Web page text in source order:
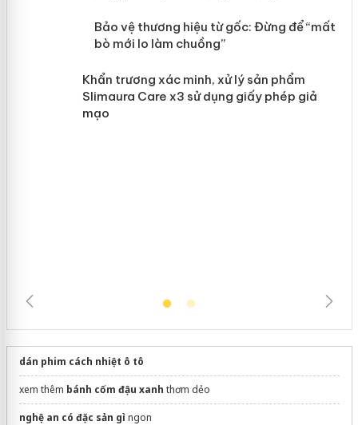
Bảo vệ thương hiệu từ gốc: Đừng để
“mất bò mới lo làm chuồng”
dán phim cách nhiệt ô tô
xem thêm bánh cốm đậu xanh thơm dẻo
nghệ an có đặc sản gìngon